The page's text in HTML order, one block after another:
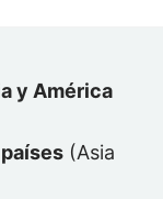
y América
(Asia